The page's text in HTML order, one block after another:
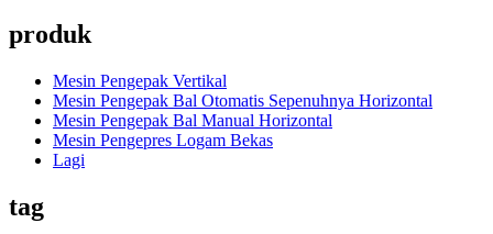
produk
Mesin Pengepak Vertikal
Mesin Pengepak Bal Otomatis Sepenuhnya Horizontal
Mesin Pengepak Bal Manual Horizontal
Mesin Pengepres Logam Bekas
Lagi
tag